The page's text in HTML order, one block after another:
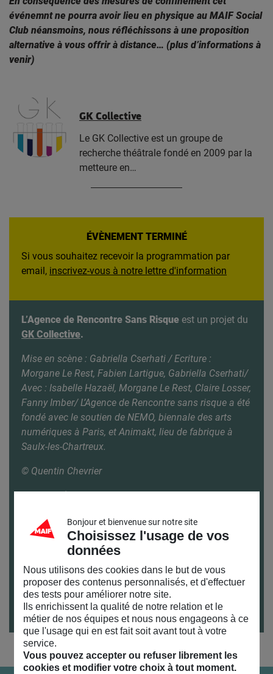
événemnt ne pourra avoir lieu en physique au MAIF Social
Club néansmoins, nous réfléchissons à une proposition
alternative à vous offrir à distance… (plus d’informations à
venir)
GK Collective
Le GK Collective est un groupe de
recherche théâtrale fondé en 2009 par la
metteure en…
ÉVÈNEMENT TERMINÉ
Si vous souhaitez recevoir la programmation par
email, inscrivez-vous à notre lettre d'information
L’Agence de Rencontre Sans Risque est un projet du
GK Collective.
Mise en scène : Gabriella Cserhati / Ecriture :
Morgane Le Rest, Fabien Lartigue, Gabriella Cserhati/
Avec : Isabelle Hazaël, Morgane Le Rest, Claire Losser,
Fanny Imber/ L’Agence de Rencontre sans risque a été
fondé avec le soutien de NEMO, biennale des arts
numériques à Paris, et Animakt, lieu de fabrique à
Saulx-les-Chartreux.
© Quentin Chevrier
Infos pratiques
Samedi 20 juin
Expérience à vivre à distance (plus d’infos à
A partir de 16 ans
Pour venir au MAIF SOCIAL CLUB et connaître nos
horaires : toutes nos infos pratiquesici
Bonjour et bienvenue sur notre site
Choisissez l'usage de vos
données
Nous utilisons des cookies dans le but de vous
proposer des contenus personnalisés, et d'effectuer
des tests pour améliorer notre site.
Ils enrichissent la qualité de notre relation et le
métier de nos équipes et nous nous engageons à ce
que l'usage qui en est fait soit avant tout à votre
service.
Vous pouvez accepter ou refuser librement les
cookies et modifier votre choix à tout moment.